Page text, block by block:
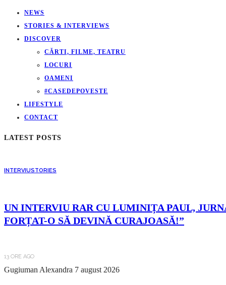
NEWS
STORIES & INTERVIEWS
DISCOVER
CĂRTI, FILME, TEATRU
LOCURI
OAMENI
#CASEDEPOVESTE
LIFESTYLE
CONTACT
LATEST POSTS
INTERVIUSTORIES
UN INTERVIU RAR CU LUMINIȚA PAUL,
FORȚAT-O SĂ DEVINĂ CURAJOASĂ!”
13 ORE AGO
Gugiuman Alexandra 7 august 2026